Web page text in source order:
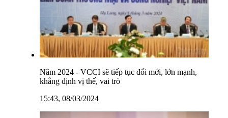
Năm 2024 - VCCI sẽ tiếp tục đổi mới, lớn mạnh,
khẳng định vị thế, vai trò
15:43, 08/03/2024